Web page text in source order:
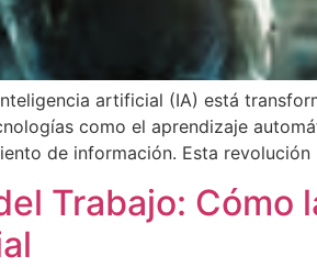
artificial (IA) está
como el aprendizaje
de información. Esta
Trabajo: